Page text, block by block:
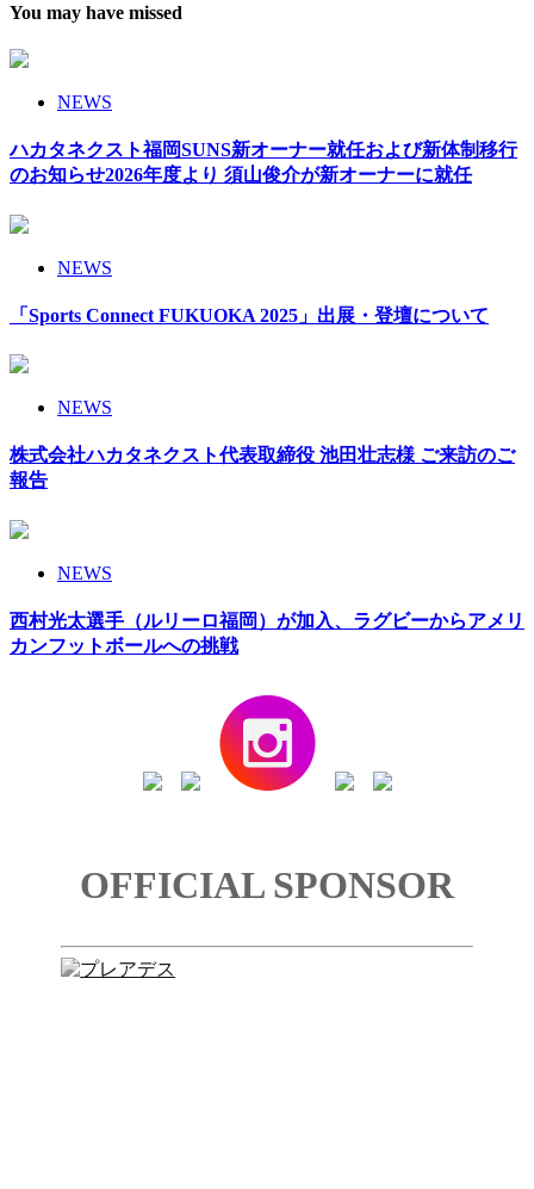
You may have missed
NEWS
ハカタネクスト福岡SUNS新オーナー就任および新体制移行
のお知らせ2026年度より 須山俊介が新オーナーに就任
NEWS
「Sports Connect FUKUOKA 2025」出展・登壇について
NEWS
株式会社ハカタネクスト代表取締役 池田壮志様 ご来訪のご
報告
NEWS
西村光太選手（ルリーロ福岡）が加入、ラグビーからアメリ
カンフットボールへの挑戦
OFFICIAL SPONSOR